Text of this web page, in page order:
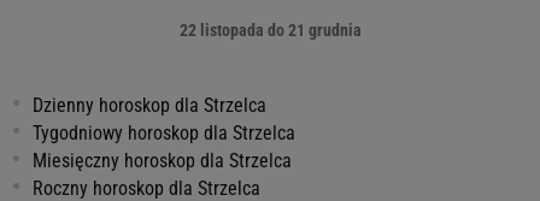
22 listopada do 21 grudnia
Dzienny horoskop dla Strzelca
Tygodniowy horoskop dla Strzelca
Miesięczny horoskop dla Strzelca
Roczny horoskop dla Strzelca